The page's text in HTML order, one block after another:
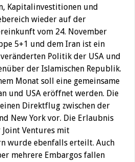
Kapitalinvestitionen und
wieder auf der
vom 24. November
5+1 und dem Iran ist ein
Politik der USA und
der Islamischen Republik.
Monat soll eine gemeinsame
und USA eröffnet werden. Die
Direktflug zwischen der
New York vor. Die Erlaubnis
Ventures mit
wurde ebenfalls erteilt. Auch
mehrere Embargos fallen